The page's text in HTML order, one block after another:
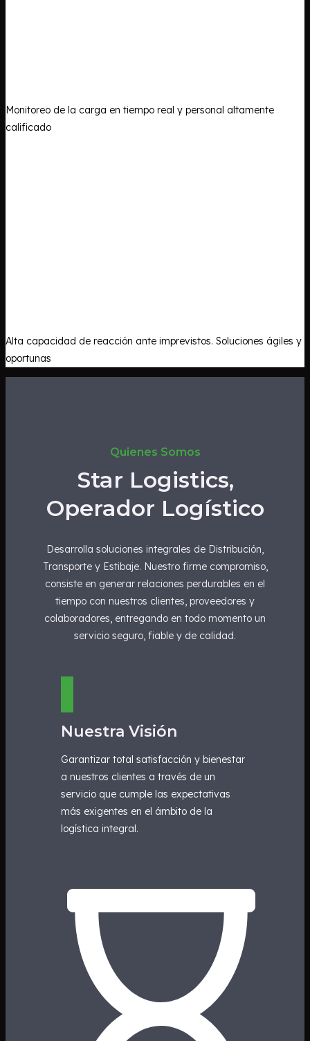
Monitoreo de la carga en tiempo real y personal altamente
calificado
Alta capacidad de reacción ante imprevistos. Soluciones ágiles y
oportunas
Quienes Somos
Star Logistics,
Operador Logístico
Desarrolla soluciones integrales de Distribución,
Transporte y Estibaje. Nuestro firme compromiso,
consiste en generar relaciones perdurables en el
tiempo con nuestros clientes, proveedores y
colaboradores, entregando en todo momento un
servicio seguro, fiable y de calidad.
Nuestra Visión
Garantizar total satisfacción y bienestar
a nuestros clientes a través de un
servicio que cumple las expectativas
más exigentes en el ámbito de la
logística integral.